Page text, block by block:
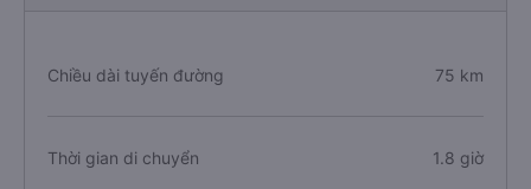
Chiều dài tuyến đường 75 km
Thời gian di chuyển 1.8 giờ